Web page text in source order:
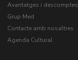
Avantatges i descomptes
Grup Med
Contacte amb nosaltres
Agenda Cultural